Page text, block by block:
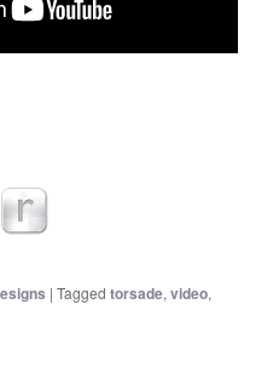
|Tagged torsade,video,